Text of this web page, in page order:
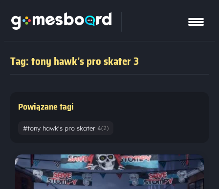
Tag: tony hawk’s pro skater 3
Powiązane tagi
#tony hawk's pro skater 4(2)